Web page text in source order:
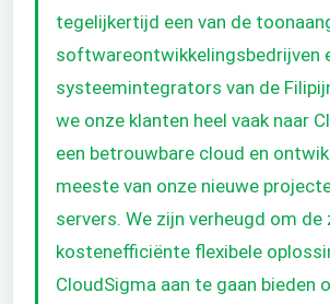
tegelijkertijd een van de
softwareontwikkelingsbedrijven
systeemintegrators van de
we onze klanten heel vaak naar
een betrouwbare cloud en
meeste van onze nieuwe
servers. We zijn verheugd om de
kostenefficiënte flexibele
CloudSigma aan te gaan bieden